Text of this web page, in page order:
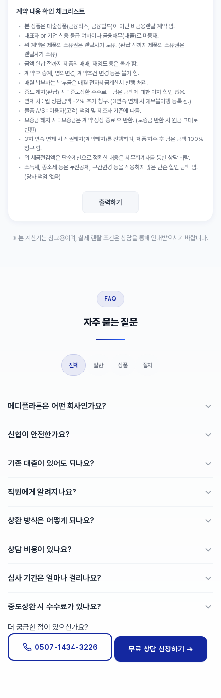
계약 내용 확인 체크리스트
본 상품은 대출상품(금융리스, 금융할부)이 아닌 비금융렌탈 계약 임.
대표자 or 기업 신용 등급 여하이나 금융채무(대출)로 미등재.
위 계약은 제품의 소유권은 렌탈사가 보유. (완납 전까지 제품의 소유권은
렌탈사가 소유)
금액 완납 전까지 제품의 매매, 재양도 등은 불가 함.
계약 후 승계, 명의변경, 계약조건 변경 등은 불가 함.
매월 납부하는 납부금은 매월 전자세금계산서 발행 처리.
중도 해지(완납) 시 : 중도상환 수수료나 남은 금액에 대한 이자 할인 없음.
연체 시 : 월 상환금액 +2% 추가 청구. (3연속 연체 시 채무불이행 등록 됨.)
물품 A/S : 이용자(고객) 책임 및 제조사 기준에 따름.
보증금 해지 시 : 보증금은 계약 정상 종료 후 반환. (보증금 반환 시 원금 그대로
반환)
3회 연속 연체 시 직권해지(계약해지)를 진행하며, 제품 회수 후 남은 금액 100%
청구 함.
위 세금절감액은 단순계산으로 정확한 내용은 세무회계사를 통한 상담 바람.
소득세, 종소세 등은 누진공제, 구간변경 등을 적용하지 않은 단순 할인 금액 임.
(당사 책임 없음)
출력하기
※ 본 계산기는 참고용이며, 실제 렌탈 조건은 상담을 통해 안내받으시기 바랍니다.
FAQ
자주 묻는 질문
전체 일반 상품 절차
메디플라톤은 어떤 회사인가요?
서비스입니다. 신협중앙회, KB국민카드 등 유수의 금융기관과 정식 제휴하여
통해 안전하고 투명하게 서비스를 운영합니다.
신협이 안전한가요?
예금자보호법에 따라 1인당 5천만원까지 보호되며, 전국 900여개 조합에서
기존 대출이 있어도 되나요?
별개로 추가 진행이 가능합니다. 은행 대출 한도가 꽉 찬 상태에서도
직원에게 알려지나요?
드리며, 병원으로 연락하거나 우편물을 보내지 않습니다. 프라이버시를
상환 방식은 어떻게 되나요?
정산 시 자동으로 상환됩니다. 매출이 적은 달에는 상환액도 자동 조정되어
상담 비용이 있나요?
제휴 금융기관으로부터 수수료를 받아 운영되며, 원장님께는 별도 수수료가
심사 기간은 얼마나 걸리나요?
데일리론은 최단 당일~D+1일, 장비 렌탈은 약 15일 정도 소요됩니다. 서류가
중도상환 시 수수료가 있나요?
신협 데일리론을 포함한 대부분의 상품에서
자금 여유가 생기면 언제든지 조기 상환하여 이자 부담을 줄일 수 있습니다.
더 궁금한 점이 있으신가요?
0507-1434-3226 무료 상담 신청하기 →